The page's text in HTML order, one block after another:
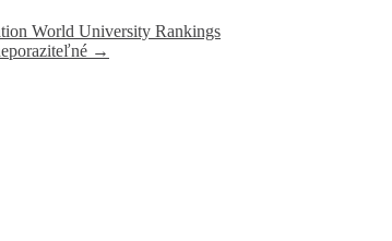
World University Rankings
→